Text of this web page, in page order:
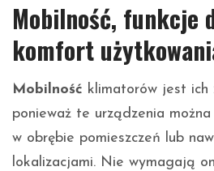
Mobilność, funkcje
komfort
Mobilność klimatorów jest ich
ponieważ te urządzenia można
w obrębie pomieszczeń lub
lokalizacjami. Nie wymagają